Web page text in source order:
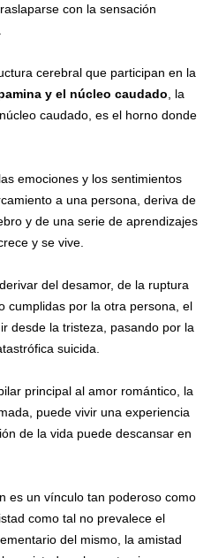
con la sensación
cerebral que participan en la
y el núcleo caudado , la
caudado, es el horno donde
emociones y los sentimientos
a una persona, deriva de
y de una serie de aprendizajes
y se vive.
del desamor, de la ruptura
cumplidas por la otra persona, el
desde la tristeza, pasando por la
suicida.
principal al amor romántico, la
puede vivir una experiencia
de la vida puede descansar en
es un vínculo tan poderoso como
como tal no prevalece el
del mismo, la amistad